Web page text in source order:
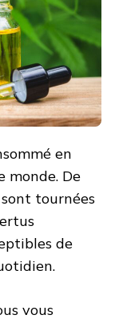
en
monde. De
tournées
de
vous